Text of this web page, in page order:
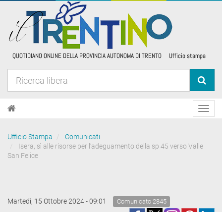
Ufficio Stampa
Comunicati
Isera, sì alle risorse per l’adeguamento della sp 45 verso Valle
San Felice
Martedì, 15 Ottobre 2024 - 09:01 Comunicato 2845